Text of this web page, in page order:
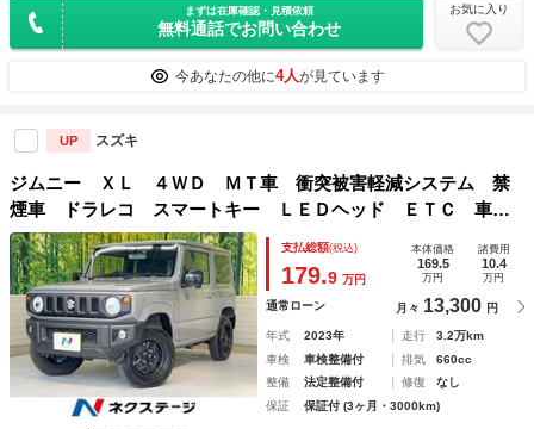
まずは在庫確認・見積依頼
無料通話でお問い合わせ
お気に入り
今あなたの他に4人が見ています
UP スズキ
ジムニー ＸＬ ４ＷＤ ＭＴ車 衝突被害軽減システム 禁
煙車 ドラレコ スマートキー ＬＥＤヘッド ＥＴＣ 車線
逸脱警報 オートライト オートエアコン Ｂｌｕｅｔｏｏｔ
ｈ ＬＥＤフォグ
支払総額(税込)
179.9 万円
本体価格
169.5
万円
諸費用
10.4
万円
通常ローン 月々 13,300 円
年式 2023年 走行
3.2万km
車検
車検整備付 排気
660cc
整備
法定整備付 修復
なし
保証
保証付 (3ヶ月・3000km)